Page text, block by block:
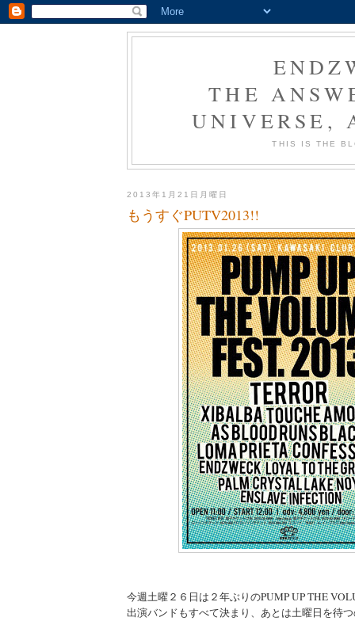
THE
UNIVERSE,
THIS IS THE
2013年1月21日月曜日
もうすぐPUTV2013!!
今週土曜２６日は２年ぶりのPUMP UP THE
出演バンドもすべて決まり、あとは土曜日を待